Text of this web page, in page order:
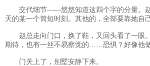
交代细节——悠悠知道这四个字的分量。赵
天的某一个简短时刻。其他的，全部要靠她自己
赵总走向门口，换了鞋，又回头看了一眼
期待，也有一丝不易察觉的……恐惧？好像他
门关上了，别墅安静下来。